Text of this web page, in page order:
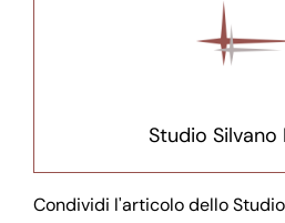
Studio Silvano
Condividi l'articolo dello